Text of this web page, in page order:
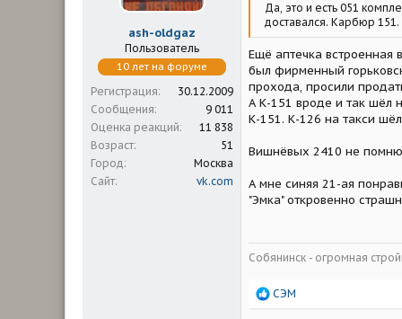
ash-oldgaz
Пользователь
10 лет на форуме
Регистрация
30.12.2009
Сообщения
9 011
Оценка реакций
11 838
Возраст
51
Город
Москва
Сайт
vk.com
Да, это и есть 051
доставался. Карбюр 151.
Ещё аптечка
был фирменный
прохода, просили
А К-151 вроде и так шёл
К-151. К-126 на такси
Вишнёвых 2410 не помню
А мне синяя 21-ая
"Эмка" откровенно
Собянинск - огромная
Р
СЭМ